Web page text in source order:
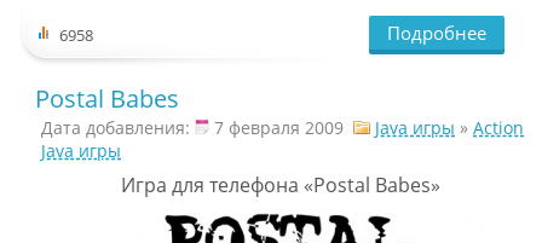
6958 Подробнее
Postal Babes
Дата добавления: 7 февраля 2009 Java игры »Action
Java игры
Игра для телефона «Postal Babes»